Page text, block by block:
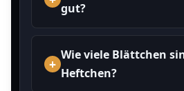
gut?
Wie viele Blättchen
Heftchen?